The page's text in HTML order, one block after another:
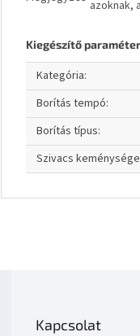
azoknak,
Kiegészítő
Kategória:
Borítás tempó:
Borítás típus:
Szivacs keménysége
Kapcsolat